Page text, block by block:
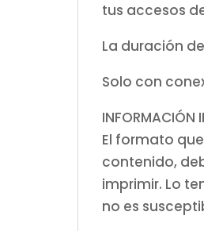
tus accesos
La duración
Solo con
INFORMACIÓN
El formato
contenido,
imprimir. Lo
no es